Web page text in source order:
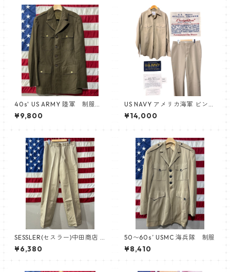
40s' US ARMY 陸軍 制服 3
5L
¥9,800
US NAVY アメリカ海軍 ビンテ
ージ 上下セット Vintage kha
ki / カーキ上下セット
¥14,000
SESSLER(セスラー)中田商店 1
971 チノパンツ フロントZip A
-509 サマーカーキ
¥6,380
50〜60s’ USMC 海兵隊 制服
¥8,410